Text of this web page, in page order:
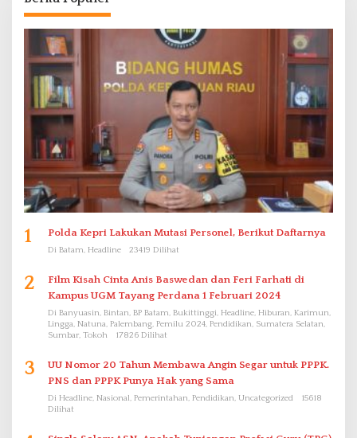
1 Polda Kepri Lakukan Mutasi Personel, Berikut Daftarnya
Di Batam, Headline 23419 Dilihat
2
Film Kisah Cinta Anis Baswedan dan Feri Farhati di
Kampus UGM Tayang Perdana 1 Februari 2024
Di Banyuasin, Bintan, BP Batam, Bukittinggi, Headline, Hiburan, Karimun,
Lingga, Natuna, Palembang, Pemilu 2024, Pendidikan, Sumatera Selatan,
Sumbar, Tokoh
17826 Dilihat
3
UU Nomor 20 Tahun Membawa Angin Segar untuk PPPK.
PNS dan PPPK Punya Hak yang Sama
Di Headline, Nasional, Pemerintahan, Pendidikan, Uncategorized
15618
Dilihat